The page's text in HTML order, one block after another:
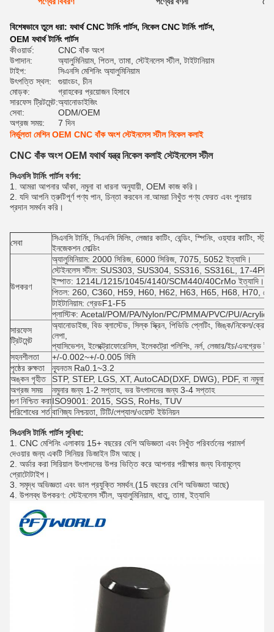
বিশেষভাবে তুলে ধরা: যথার্থ CNC টার্নিং পার্টস, নিকেল CNC টার্নিং পার্টস,
OEM যথার্থ টার্নিং পার্টস
কীওয়ার্ড:
CNC বাঁক অংশ
উপাদান:
অ্যালুমিনিয়াম, পিতল, তামা, স্টেইনলেস স্টীল, টাইটানিয়াম
টাইপ:
সিএনসি মেশিনিং অ্যালুমিনিয়াম
উৎপত্তি স্থল:
গুয়াংডং, চীন
মোড়ক:
গ্রাহকের প্রয়োজন হিসাবে
সারফেস ট্রিটমেন্ট:অ্যানোডাইজিং
সেবা:
ODM/OEM
অগ্রজ সময়:
7 দিন
নির্ভুলতা মেশিন OEM CNC বাঁক অংশ স্টেইনলেস স্টীল নিকেল কলাই
CNC বাঁক অংশ OEM যথার্থ যন্ত্র নিকেল কলাই স্টেইনলেস স্টীল
সিএনসি টার্নিং পার্টস বর্ণনা:
1. আমরা আপনার আঁকা, নমুনা বা ধারনা অনুযায়ী, OEM কাজ করি।
2. যদি আপনি ত্রুটিপূর্ণ পণ্য পান, চিন্তা করবেন না.আমরা নিখুঁত পণ্য ফেরত এবং পুনরায়
প্রদান সমর্থন করি।
সেবা
সিএনসি টার্নিং, সিএনসি মিলিং, লেজার কাটিং, বেন্ডিং, স্পিনিং, ওয়্যার কাটিং,
ইনজেকশন মোল্ডিং
উপকরণ
অ্যালুমিনিয়াম: 2000 সিরিজ, 6000 সিরিজ, 7075, 5052 ইত্যাদি।
স্টেইনলেস স্টীল: SUS303, SUS304, SS316, SS316L, 17-4PH
ইস্পাত: 1214L/1215/1045/4140/SCM440/40CrMo ইত্যাদি।
পিতল: 260, C360, H59, H60, H62, H63, H65, H68, H70,
টাইটানিয়াম: গ্রেডF1-F5
প্লাস্টিক: Acetal/POM/PA/Nylon/PC/PMMA/PVC/PU/Acrylic/
সারফেস
ট্রিটমেন্ট
অ্যানোডাইজ, বিড ব্লাস্টেড, সিল্ক স্ক্রিন, পিভিডি প্লেটিং, জিঙ্ক/নিকেল/ক্রোম/
লেপা,
প্যাসিভেশন, ইলেক্ট্রোফোরেসিস, ইলেকট্রো পলিশিং, নর্ল, লেজার/ইচ/এনগ্রেভ
সহনশীলতা
+/-0.002~+/-0.005 মিমি
পৃষ্ঠের রুক্ষতা
ন্যূনতম Ra0.1~3.2
অঙ্কন গৃহীত
STP, STEP, LGS, XT, AutoCAD(DXF, DWG), PDF, বা নমুনা
অগ্রজ সময়
নমুনার জন্য 1-2 সপ্তাহ, ভর উৎপাদনের জন্য 3-4 সপ্তাহ
গুণ নিশ্চিত করাISO9001: 2015, SGS, RoHs, TUV
পরিশোধের শর্তবাণিজ্য নিশ্চয়তা, টিটি/পেপ্যাল/ওয়েস্ট ইউনিয়ন
সিএনসি টার্নিং পার্টস সুবিধা:
1. CNC মেশিনিং এলাকায় 15+ বছরের বেশি অভিজ্ঞতা এবং নিখুঁত পরিবর্তনের পরামর্শ
দেওয়ার জন্য একটি সিনিয়র ডিজাইন টিম আছে।
2. অর্ডার করা সিরিয়াল উৎপাদনের উপর ভিত্তি করে আপনার পরীক্ষার জন্য বিনামূল্যে
প্রোটোটাইপ।
3. সমৃদ্ধ অভিজ্ঞতা এবং ভাল প্রযুক্তি সমর্থন.(15 বছরের বেশি অভিজ্ঞতা আছে)
4. উপলব্ধ উপকরণ: স্টেইনলেস স্টীল, অ্যালুমিনিয়াম, ধাতু, তামা, ইত্যাদি